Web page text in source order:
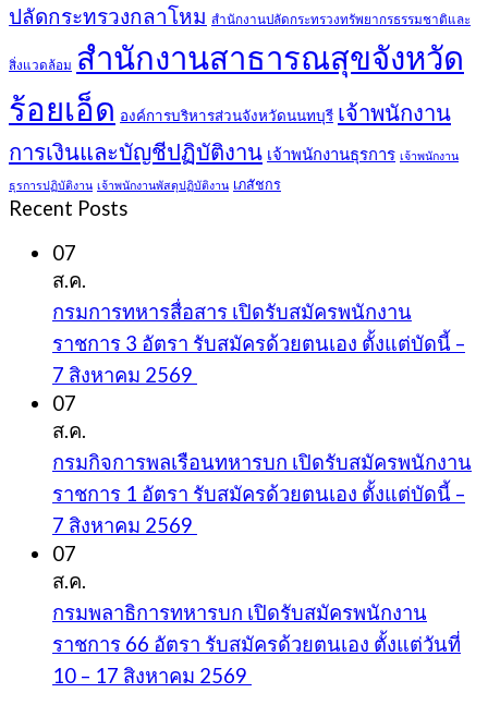
ปลัดกระทรวงกลาโหม สำนักงานปลัดกระทรวงทรัพยากรธรรมชาติและ
สิ่งแวดล้อม สำนักงานสาธารณสุขจังหวัด
ร้อยเอ็ด องค์การบริหารส่วนจังหวัดนนทบุรี เจ้าพนักงาน
การเงินและบัญชีปฏิบัติงาน เจ้าพนักงานธุรการ เจ้าพนักงาน
ธุรการปฏิบัติงาน เจ้าพนักงานพัสดุปฏิบัติงาน เภสัชกร
Recent Posts
07
ส.ค.
กรมการทหารสื่อสาร เปิดรับสมัครพนักงาน
ราชการ 3 อัตรา รับสมัครด้วยตนเอง ตั้งแต่บัดนี้ –
7 สิงหาคม 2569
07
ส.ค.
กรมกิจการพลเรือนทหารบก เปิดรับสมัครพนักงาน
ราชการ 1 อัตรา รับสมัครด้วยตนเอง ตั้งแต่บัดนี้ –
7 สิงหาคม 2569
07
ส.ค.
กรมพลาธิการทหารบก เปิดรับสมัครพนักงาน
ราชการ 66 อัตรา รับสมัครด้วยตนเอง ตั้งแต่วันที่
10 – 17 สิงหาคม 2569